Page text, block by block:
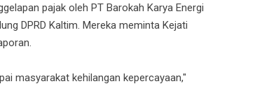
pajak oleh PT Barokah Karya Energi
DPRD Kaltim. Mereka meminta Kejati
masyarakat kehilangan kepercayaan,"